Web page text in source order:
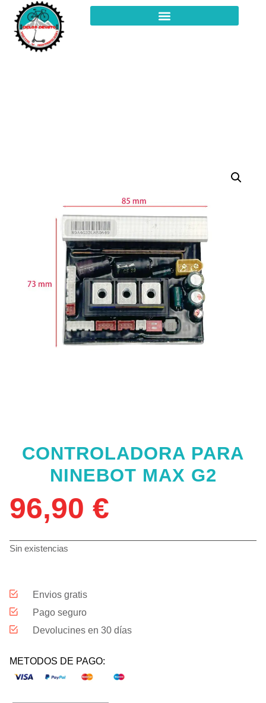
CONTROLADORA PARA
NINEBOT MAX G2
96,90 €
Sin existencias
Envios gratis
Pago seguro
Devolucines en 30 días
METODOS DE PAGO: